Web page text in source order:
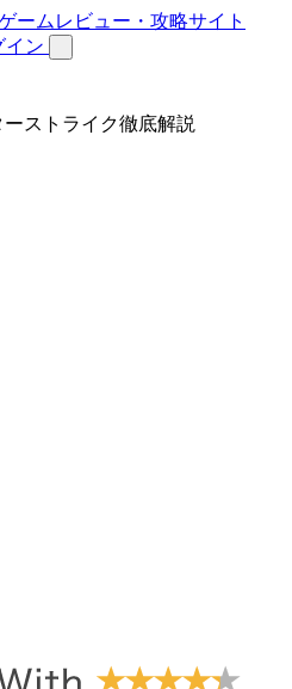
イン
ストライク徹底解説